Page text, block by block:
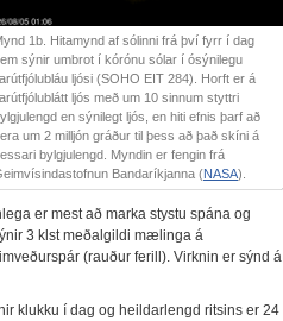
1b. Hitamynd af sólinni frá því fyrr í dag
sýnir umbrot í kórónu sólar í ósýnilegu
ljósi (SOHO EIT 284). Horft er á
ljós með um 10 sinnum styttri
en sýnilegt ljós, en hiti efnis þarf að
um 2 milljón gráður til þess að það skíni á
bylgjulengd. Myndin er fengin frá
Bandaríkjanna (NASA).
er mest að marka stystu spána og
3 klst meðalgildi mælinga á
(rauður ferill). Virknin er sýnd á
klukku í dag og heildarlengd ritsins er 24